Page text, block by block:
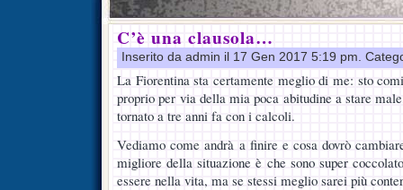
C’è una clausola…
Inserito da admin il 17 Gen 2017 5:19 pm.
La Fiorentina sta certamente meglio di me: sto
proprio per via della mia poca abitudine a stare
tornato a tre anni fa con i calcoli.
Vediamo come andrà a finire e cosa dovrò
migliore della situazione è che sono super
essere nella vita, ma se stessi meglio sarei più